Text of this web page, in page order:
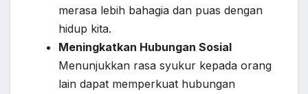
merasa lebih bahagia dan puas dengan
hidup kita.
Meningkatkan Hubungan Sosial
Menunjukkan rasa syukur kepada orang
lain dapat memperkuat hubungan